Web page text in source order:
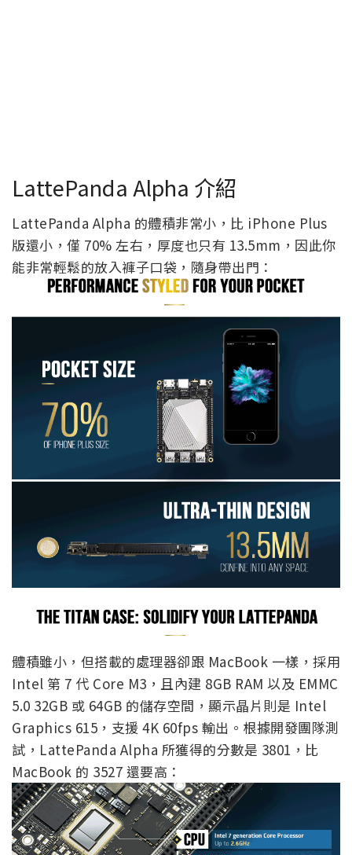
LattePanda Alpha 介紹
LattePanda Alpha 的體積非常小，比 iPhone Plus
版還小，僅 70% 左右，厚度也只有 13.5mm，因此你
能非常輕鬆的放入褲子口袋，隨身帶出門：
體積雖小，但搭載的處理器卻跟 MacBook 一樣，採用
Intel 第 7 代 Core M3，且內建 8GB RAM 以及 EMMC
5.0 32GB 或 64GB 的儲存空間，顯示晶片則是 Intel
Graphics 615，支援 4K 60fps 輸出。根據開發團隊測
試，LattePanda Alpha 所獲得的分數是 3801，比
MacBook 的 3527 還要高：